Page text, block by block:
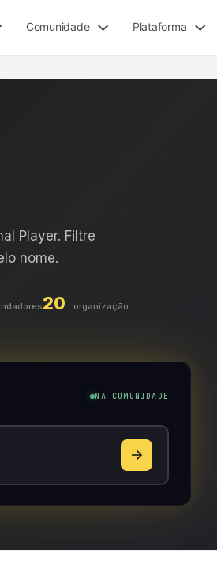
Comunidade Plataforma
Player. Filtre
nome.
20 organização
NA COMUNIDADE